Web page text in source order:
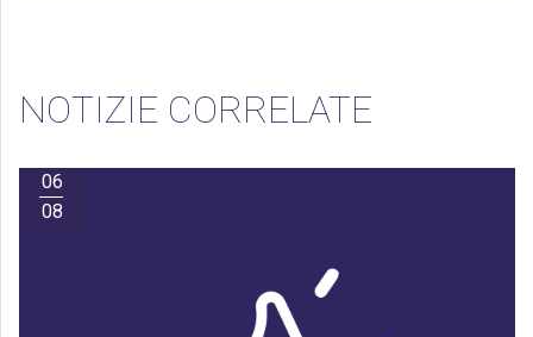
NOTIZIE CORRELATE
06
08